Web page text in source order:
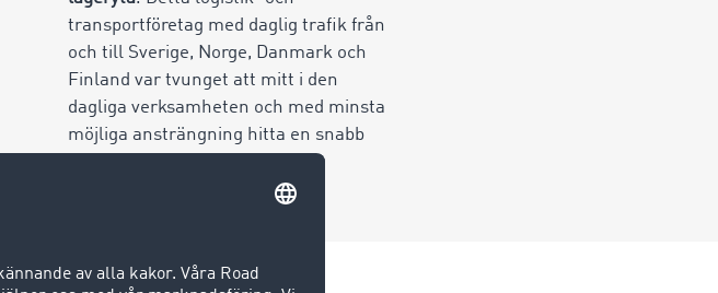
transportföretag med daglig trafik från
och till Sverige, Norge, Danmark och
Finland var tvunget att mitt i den
dagliga verksamheten och med minsta
möjliga ansträngning hitta en snabb